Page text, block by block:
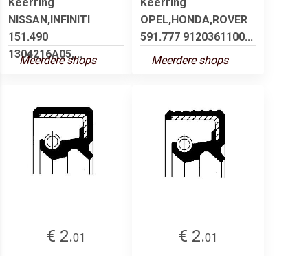
NISSAN,INFINITI
151.490
1304216A05,...
Meerdere shops
OPEL,HONDA,ROVER
591.777 9120361100...
Meerdere shops
€ 2.01
€ 2.01